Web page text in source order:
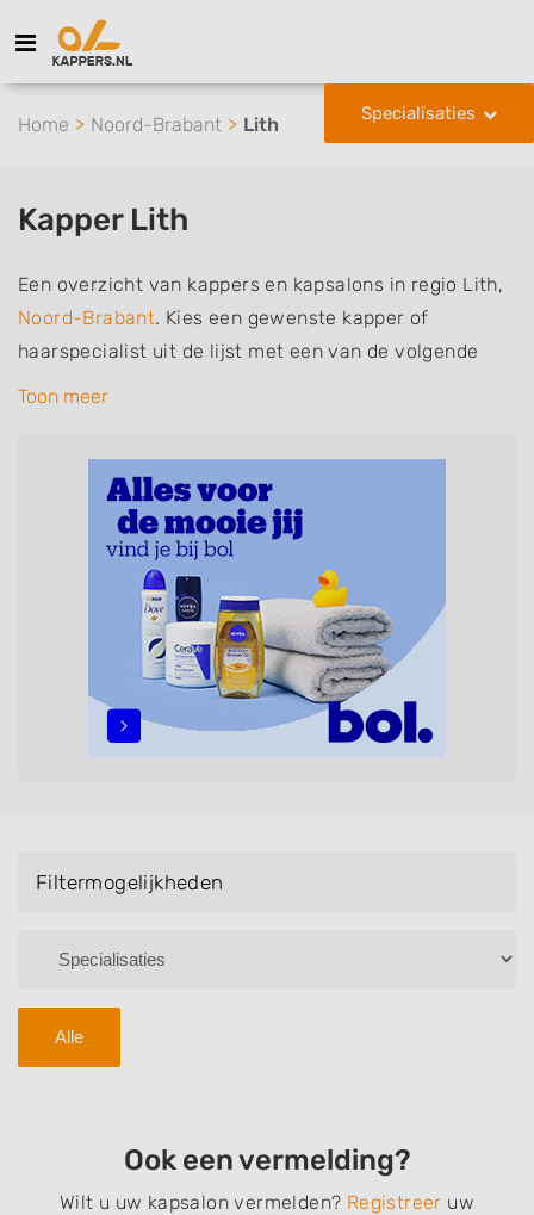
Specialisaties
Home Noord-Brabant Lith
Kapper Lith
Een overzicht van kappers en kapsalons in regio Lith,
Noord-Brabant. Kies een gewenste kapper of
haarspecialist uit de lijst met een van de volgende
specialisaties of aantekeningen: mannen of
zonder afspraak terecht kunt. De vermelde kappers
kunnen uw haren wassen, knippen, föhnen en kleuren,
maar ook helpen met extensions, balyage, invlechten,
opsteken, weave, een keratinebehandeling, een
permanent, een bruidkapsel, make-up & visagie,
epileren, schoonheidsbehandelingen, het trimmen van
een baard en pruiken. U kunt de zoekresultaten
filteren met behulp van de specialisatie filter en u
Toon meer
Filtermogelijkheden
Alle
Ook een vermelding?
Wilt u uw kapsalon vermelden? Registreer uw